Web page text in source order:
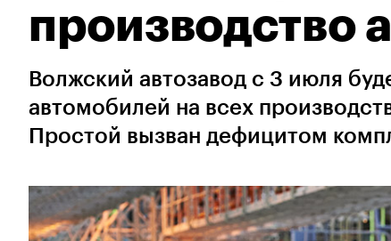
производство
Волжский автозавод с 3 июля
автомобилей на всех
Простой вызван дефицитом